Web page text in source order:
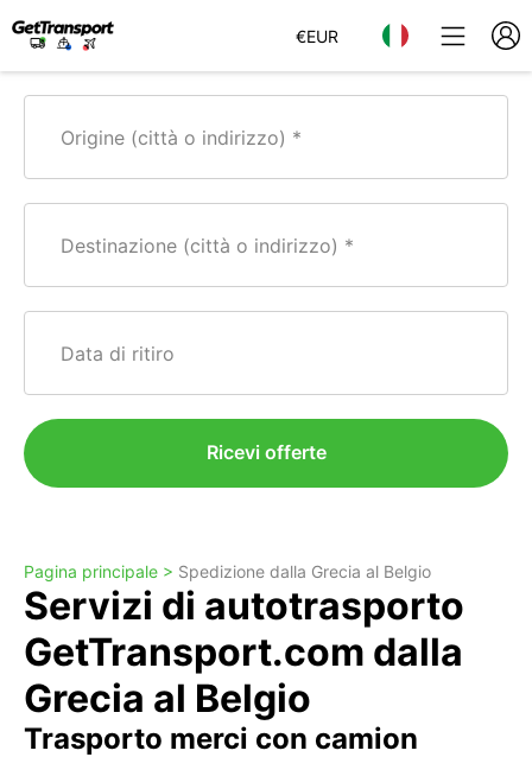
€EUR
Origine (città o indirizzo)
Destinazione (città o indirizzo)
Data di ritiro
Ricevi offerte
Pagina principale > Spedizione dalla Grecia al Belgio
Servizi di autotrasporto
GetTransport.com dalla
Grecia al Belgio
Trasporto merci con camion